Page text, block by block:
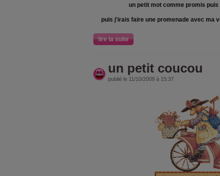
un petit mot comme promis
puis j'irais faire une promenade avec ma
lire la suite
un petit coucou
publié le 11/10/2009 à 15:37